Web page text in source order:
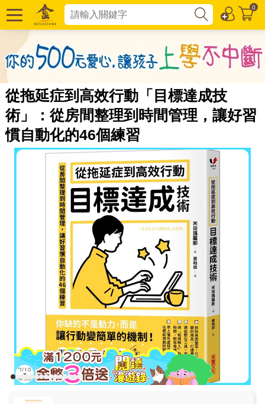
0
從拖延症到高效行動「目標達成技
術」：從房間整理到時間管理，讓好習
慣自動化的46個練習